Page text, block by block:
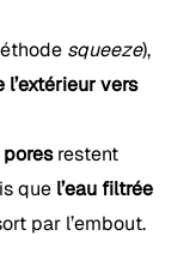
squeeze),
l’extérieur vers
restent
que l’eau filtrée
par l’embout.